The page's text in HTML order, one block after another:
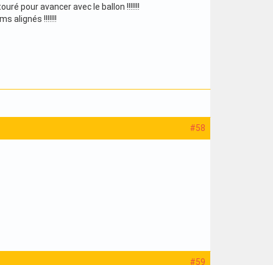
pour avancer avec le ballon !!!!!!!
alignés !!!!!!!
#58
#59